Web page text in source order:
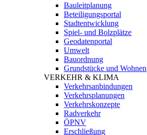
Bauleitplanung
Beteiligungsportal
Stadtentwicklung
Spiel- und Bolzplätze
Geodatenportal
Umwelt
Bauordnung
Grundstücke und Wohnen
VERKEHR & KLIMA
Verkehrsanbindungen
Verkehrsplanungen
Verkehrskonzepte
Radverkehr
ÖPNV
Erschließung